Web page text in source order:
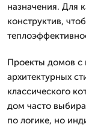
назначения. Для
конструктив,
Проекты домов с
архитектурных
классического
дом часто
по логике, но